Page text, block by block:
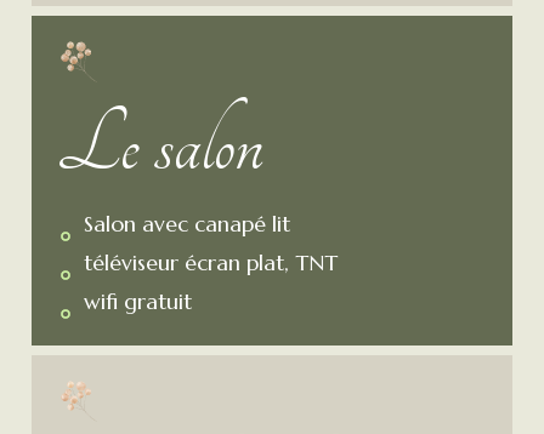
Le salon
Salon avec canapé lit
téléviseur écran plat, TNT
wifi gratuit